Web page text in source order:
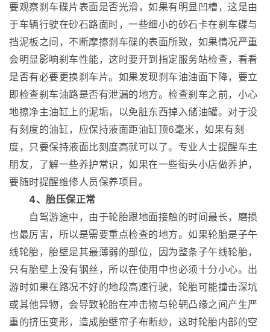
要观察刹车碟片表面是否光滑，如果有明显凹槽，这是由
于车辆行驶在砂石路面时，一些细小的砂石卡在刹车碟与
挡泥板之间，不断摩擦刹车碟的表面所致，如果情况严重
会明显影响刹车性能，这时要开到指定服务站检查，看看
是否有必要更换刹车片。如果发现刹车油油面下降，要立
即检查刹车油路是否有泄漏的地方。检查刹车之前，小心
地擦净主油缸上的泥垢，以免脏东西掉入储油罐。对于没
有刻度的油缸，应保持液面距油缸顶6毫米，如果有刻
度，只要保持液面比刻度高就可以了。专业人士提醒车主
朋友，了解一些养护常识，如果在一些街头小店做养护，
要随时提醒维修人员保养项目。
4、胎压保正常
自驾游途中，由于轮胎跟地面接触的时间最长，磨损
也最厉害，所以是需要重点检查的地方。如果轮胎是子午
线轮胎，胎壁是其最薄弱的部位，因为整条子午线轮胎，
只有胎壁上没有钢丝，所以在使用中也必须十分小心。出
游时如果在路况不好的地段高速行驶，轮胎可能撞击深坑
或其他异物，会导致轮胎在冲击物与轮辋凸缘之间产生严
重的挤压变形，造成胎壁帘子布断纱，这时轮胎内部的空